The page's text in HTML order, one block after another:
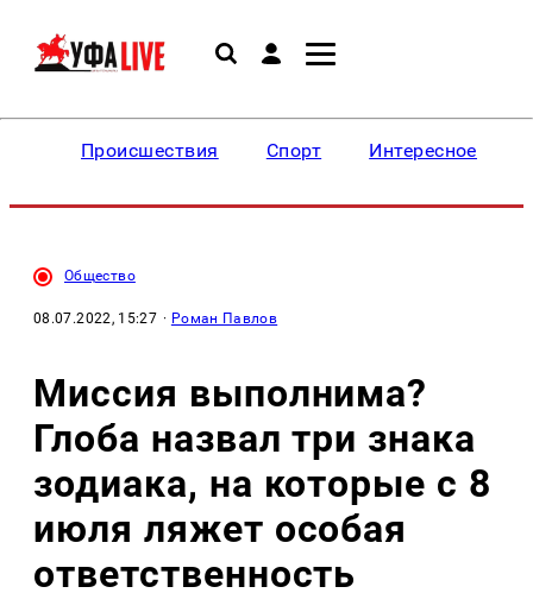
Происшествия Спорт Интересное
Общество
08.07.2022, 15:27 · Роман Павлов
Миссия выполнима?
Глоба назвал три знака
зодиака, на которые с 8
июля ляжет особая
ответственность